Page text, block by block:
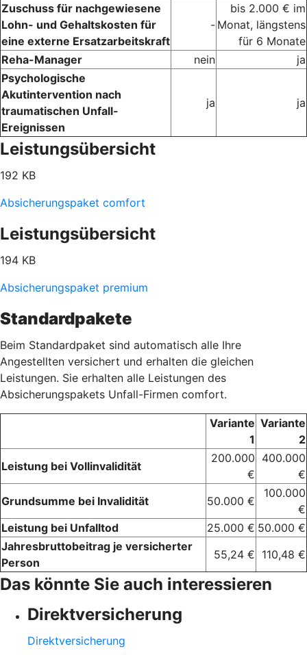
Zuschuss für nachgewiesene
Lohn- und Gehaltskosten für
eine externe Ersatzarbeitskraft
-
bis 2.000 € im
Monat, längstens
für 6 Monate
Reha-Manager
nein
ja
Psychologische
Akutintervention nach
traumatischen Unfall-
Ereignissen
ja ja
Leistungsübersicht
192 KB
Absicherungspaket comfort
Leistungsübersicht
194 KB
Absicherungspaket premium
Standardpakete
Beim Standardpaket sind automatisch alle Ihre
Angestellten versichert und erhalten die gleichen
Leistungen. Sie erhalten alle Leistungen des
Absicherungspakets Unfall-Firmen comfort.
Variante
1
Variante
2
Leistung bei Vollinvalidität
200.000
€
400.000
€
Grundsumme bei Invalidität
50.000 €
100.000
€
Leistung bei Unfalltod
25.000 € 50.000 €
Jahresbruttobeitrag je versicherter
Person
55,24 € 110,48 €
Das könnte Sie auch interessieren
Direktversicherung
Direktversicherung